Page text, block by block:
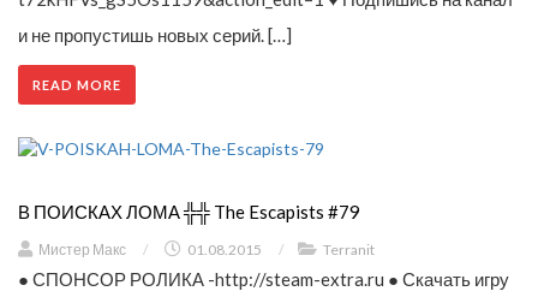
и не пропустишь новых серий. […]
READ MORE
В ПОИСКАХ ЛОМА ╬╬ The Escapists #79
Мистер Макс / 01.08.2015 / Terranit
● СПОНСОР РОЛИКА -http://steam-extra.ru ● Скачать игру